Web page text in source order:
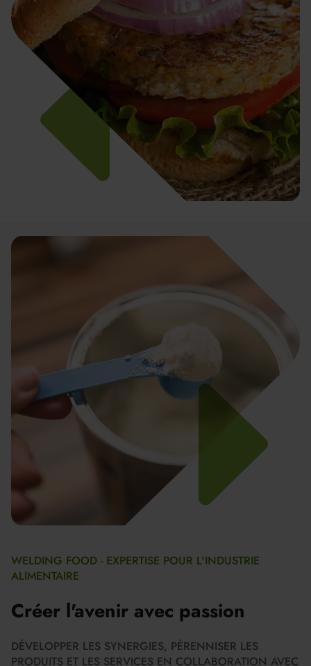
WELDING FOOD - EXPERTISE POUR L'INDUSTRIE
ALIMENTAIRE
Créer l'avenir avec passion
DÉVELOPPER LES SYNERGIES, PÉRENNISER LES
PRODUITS ET LES SERVICES EN COLLABORATION AVEC